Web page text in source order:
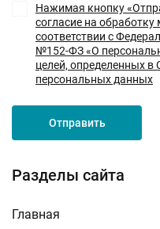
Разделы сайта
Главная
Нажимая кнопку
согласие на
соответствии с
№152-ФЗ «О
целей, определенных в
персональных данных
Отправить